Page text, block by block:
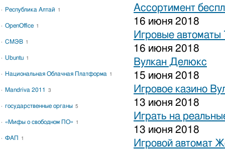
Ассортимент
16 июня 2018
Игровые автоматы
16 июня 2018
Вулкан Делюкс
15 июня 2018
Игровое казино
13 июня 2018
Играть на
13 июня 2018
Игровой автомат
Республика Алтай 1
OpenOffice 1
СМЭВ 1
Ubuntu 1
Национальная Облачная Платформа 1
Mandriva 2011 3
государственные органы 5
«Мифы о свободном ПО» 1
ФАП 1